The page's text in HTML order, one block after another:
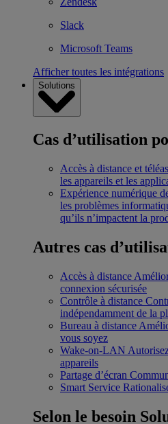
Slack
Microsoft Teams
Afficher toutes les intégrations
Solutions
Cas d’utilisation
Accès à distance et
les appareils et les
Expérience numérique
les problèmes
qu’ils n’impactent la
Autres cas
Accès à distance
connexion sécurisée
Contrôle à distance
indépendamment de la
Bureau à distance
vous soyez
Wake-on-LAN
appareils
Partage d’écran
Smart Service
Selon le besoin